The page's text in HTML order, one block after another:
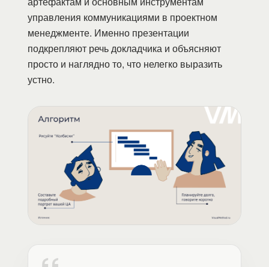
управления коммуникациями в проектном
менеджменте. Именно презентации
подкрепляют речь докладчика и объясняют
просто и наглядно то, что нелегко выразить
устно.